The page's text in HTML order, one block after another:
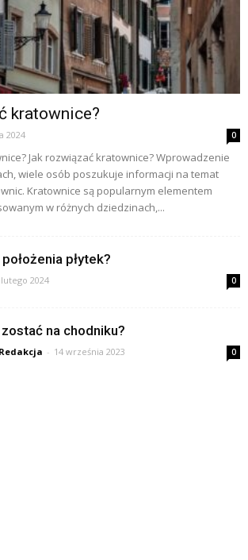
kratownice?
2024 0
Jak rozwiązać kratownice? Wprowadzenie
wiele osób poszukuje informacji na temat
Kratownice są popularnym elementem
w różnych dziedzinach,...
płytek?
2024 0
na chodniku?
Redakcja - 14 września 2023 0